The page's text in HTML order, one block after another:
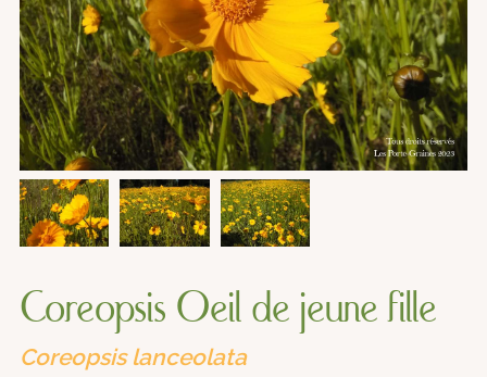
Coreopsis Oeil de jeune fille
Coreopsis lanceolata